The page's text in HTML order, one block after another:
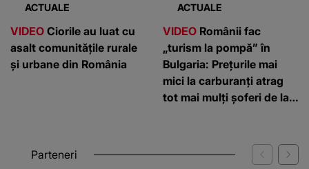
ACTUALE
VIDEO Ciorile au luat cu
asalt comunitățile rurale
și urbane din România
ACTUALE
VIDEO Românii fac
„turism la pompă” în
Bulgaria: Prețurile mai
mici la carburanți atrag
tot mai mulți șoferi de la
Parteneri